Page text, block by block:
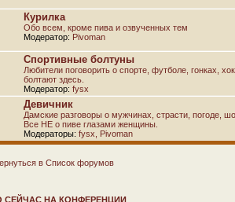
Курилка
Обо всем, кроме пива и озвученных тем
Модератор: Pivoman
Спортивные болтуны
Любители поговорить о спорте, футболе, гонках,
болтают здесь.
Модератор: fysx
Девичник
Дамские разговоры о мужчинах, страсти, погоде,
Все НЕ о пиве глазами женщины.
Модераторы: fysx Pivoman
в Список форумов
СЕЙЧАС НА КОНФЕРЕНЦИИ